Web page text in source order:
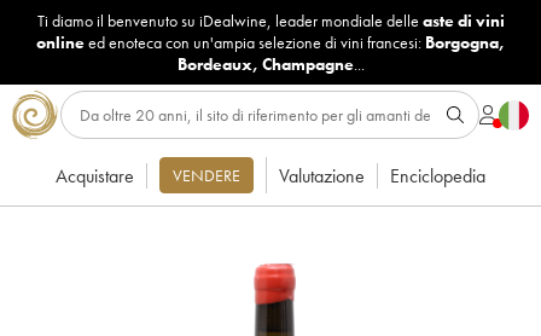
Ti diamo il benvenuto su iDealwine, leader mondiale delle aste di vini
onlineed enoteca con un'ampia selezione di vini francesi: Borgogna,
Bordeaux, Champagne...
Acquistare VENDERE Valutazione Enciclopedia